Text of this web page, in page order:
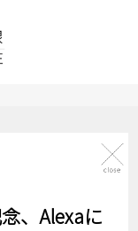
、Alexaに